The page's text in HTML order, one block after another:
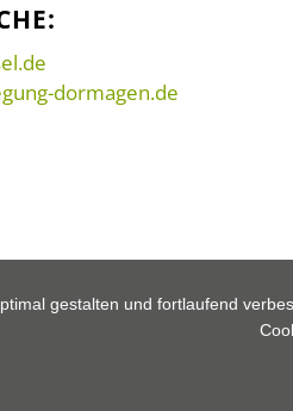
dormagen.de
gestalten und fortlaufend